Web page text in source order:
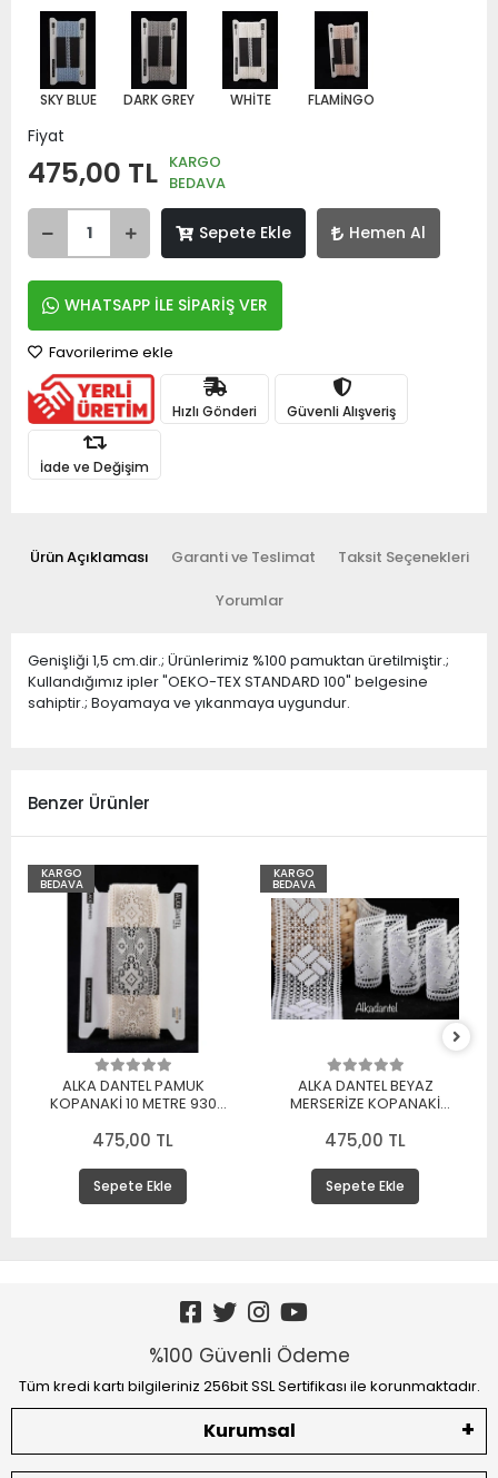
SKY BLUE DARK GREY WHİTE FLAMİNGO
Fiyat
475,00 TL KARGO
BEDAVA
Sepete Ekle Hemen Al
WHATSAPP İLE SİPARİŞ VER
Favorilerime ekle
Hızlı Gönderi Güvenli Alışveriş
İade ve Değişim
Ürün Açıklaması Garanti ve Teslimat Taksit Seçenekleri
Yorumlar
Genişliği 1,5 cm.dir.; Ürünlerimiz %100 pamuktan üretilmiştir.;
Kullandığımız ipler "OEKO-TEX STANDARD 100" belgesine
sahiptir.; Boyamaya ve yıkanmaya uygundur.
Benzer Ürünler
KARGO
BEDAVA
ALKA DANTEL PAMUK
KOPANAKİ 10 METRE 930
475,00 TL
Sepete Ekle
KARGO
BEDAVA
ALKA DANTEL BEYAZ
MERSERİZE KOPANAKİ
475,00 TL
Sepete Ekle
%100 Güvenli Ödeme
Tüm kredi kartı bilgileriniz 256bit SSL Sertifikası ile korunmaktadır.
Kurumsal